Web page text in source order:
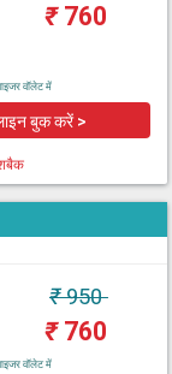
₹760
वॉलेट में
बुक करें >
₹950
₹760
वॉलेट में